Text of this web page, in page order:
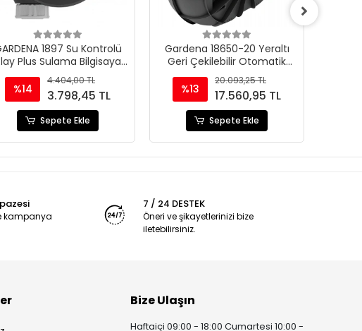
1897 Su Kontrolü
Plus Sulama Bilgisayarı
Zamanlayıcısı
%14
4.404,00 TL
3.798,45 TL
Sepete Ekle
Gardena 18650-20 Yeraltı
Geri Çekilebilir Otomatik
Hortum Sarma Kutusu 20M
%13
20.093,25 TL
17.560,95 TL
Sepete Ekle
kampanya
7 / 24 DESTEK
Öneri ve şikayetlerinizi bize
iletebilirsiniz.
Bize Ulaşın
Haftaiçi 09:00 - 18:00 Cumartesi 10:00 -